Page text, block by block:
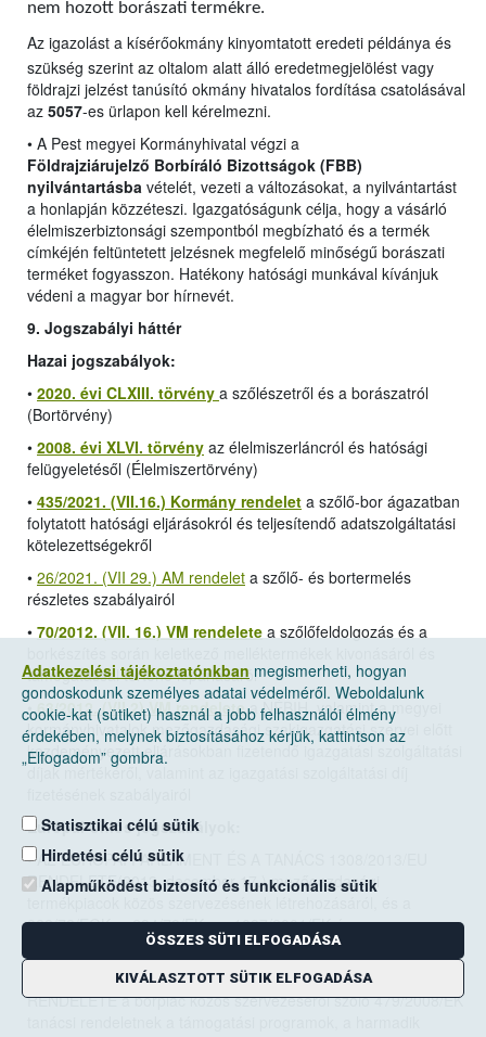
nem hozott borászati termékre.
Az igazolást a kísérőokmány kinyomtatott eredeti példánya és
szükség szerint az oltalom alatt álló eredetmegjelölést vagy
földrajzi jelzést tanúsító okmány hivatalos fordítása csatolásával
az 5057-es ürlapon kell kérelmezni.
• A Pest megyei Kormányhivatal végzi a
Földrajziárujelző Borbíráló Bizottságok (FBB)
nyilvántartásba vételét, vezeti a változásokat, a nyilvántartást
a honlapján közzéteszi. Igazgatóságunk célja, hogy a vásárló
élelmiszerbiztonsági szempontból megbízható és a termék
címkéjén feltüntetett jelzésnek megfelelő minőségű borászati
terméket fogyasszon. Hatékony hatósági munkával kívánjuk
védeni a magyar bor hírnevét.
9. Jogszabályi háttér
Hazai jogszabályok:
• 2020. évi CLXIII. törvény a szőlészetről és a borászatról
(Bortörvény)
• 2008. évi XLVI. törvény az élelmiszerláncról és hatósági
felügyeletésől (Élelmiszertörvény)
• 435/2021. (VII.16.) Kormány rendelet a szőlő-bor ágazatban
folytatott hatósági eljárásokról és teljesítendő adatszolgáltatási
kötelezettségekről
• 26/2021. (VII 29.) AM rendelet a szőlő- és bortermelés
részletes szabályairól
• 70/2012. (VII. 16.) VM rendelete a szőlőfeldolgozás és a
támogatással történő lepárlásáról
•63/2012. (VII.2) VM rendeletea NÉBIH, valamint a megyei
kormányhivatalok mezőgazdasági szakigazgatási szervei előtt
kezdeményezett eljárásokban fizetendő igazgatási szolgáltatási
díjak mértékéről, valamint az igazgatási szolgáltatási díj
Európai Uniós jogszabályok:
• AZ EURÓPAI PARLAMENT ÉS A TANÁCS 1308/2013/EU
RENDELETE(2013. december 17.) mezőgazdasági
922/72/EGK, a 234/79/EK, az 1037/2001/EK és az
1234/2007/EK tanácsi rendelet hatályon kívül helyezéséről
• A BIZOTTSÁG 2008. június 27.-én hozott 555/2008/EK
RENDELETE a borpiac közös szervezéséről szóló 479/2008/EK
Adatkezelési tájékoztatónkban megismerheti, hogyan
gondoskodunk személyes adatai védelméről. Weboldalunk
cookie-kat (sütiket) használ a jobb felhasználói élmény
érdekében, melynek biztosításához kérjük, kattintson az
„Elfogadom” gombra.
Statisztikai célú sütik
Hirdetési célú sütik
Alapműködést biztosító és funkcionális sütik
ÖSSZES SÜTI ELFOGADÁSA
KIVÁLASZTOTT SÜTIK ELFOGADÁSA